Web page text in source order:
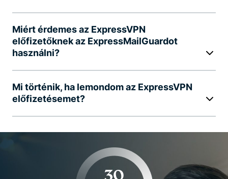
Miért érdemes az ExpressVPN
előfizetőknek az ExpressMailGuardot
használni?
Mi történik, ha lemondom az ExpressVPN
előfizetésemet?